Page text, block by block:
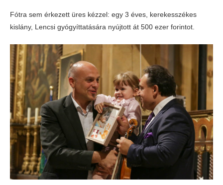
Fótra sem érkezett üres kézzel: egy 3 éves, kerekesszékes
kislány, Lencsi gyógyíttatására nyújtott át 500 ezer forintot.